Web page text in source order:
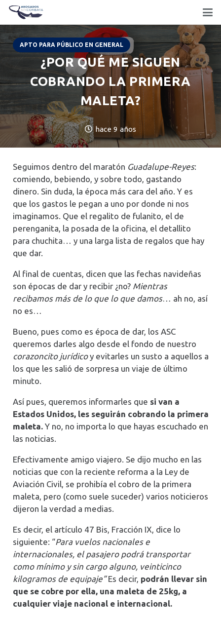
APTO PARA PÚBLICO EN GENERAL
¿POR QUÉ ME SIGUEN
COBRANDO LA PRIMERA
MALETA?
hace 9 años
Seguimos dentro del maratón Guadalupe-Reyes:
comiendo, bebiendo, y sobre todo, gastando
dinero. Sin duda, la época más cara del año. Y es
que los gastos le pegan a uno por donde ni nos
imaginamos. Que el regalito de fulanito, el de
perenganita, la posada de la oficina, el detallito
para chuchita… y una larga lista de regalos que hay
que dar.
Al final de cuentas, dicen que las fechas navideñas
son épocas de dar y recibir ¿no? Mientras
recibamos más de lo que lo que damos… ah no, así
no es…
Bueno, pues como es época de dar, los ASC
queremos darles algo desde el fondo de nuestro
corazoncito jurídicoy evitarles un susto a aquellos a
los que les salió de sorpresa un viaje de último
minuto.
Así pues, queremos informarles que si van a
Estados Unidos, les seguirán cobrando la primera
maleta. Y no, no importa lo que hayas escuchado en
las noticias.
Efectivamente amigo viajero. Se dijo mucho en las
noticias que con la reciente reforma a la Ley de
Aviación Civil, se prohibía el cobro de la primera
maleta, pero (como suele suceder) varios noticieros
dijeron la verdad a medias.
Es decir, el artículo 47 Bis, Fracción IX, dice lo
siguiente: “Para vuelos nacionales e
internacionales, el pasajero podrá transportar
como mínimo y sin cargo alguno, veinticinco
kilogramos de equipaje”Es decir, podrán llevar sin
que se cobre por ella, una maleta de 25kg, a
cualquier viaje nacional e internacional.